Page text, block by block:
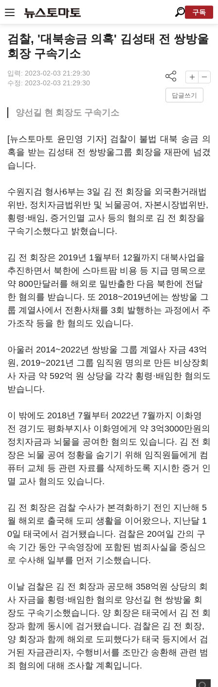
구독
검찰, '대북송금 의혹' 김성태 전 쌍방울
회장 구속기소
입력: 2023-02-03 21:29:30
수정: 2023-02-03 21:29:30
답글쓰기
양선길 현 회장도 구속기소
[뉴스토마토 윤민영 기자] 검찰이 불법 대북 송금 의
혹을 받는 김성태 전 쌍방울그룹 회장을 재판에 넘겼
습니다.
수원지검 형사6부는 3일 김 전 회장을 외국환거래법
위반, 정치자금법위반 및 뇌물공여, 자본시장법위반,
횡령·배임, 증거인멸 교사 등의 혐의로 김 전 회장을
구속기소했다고 밝혔습니다.
김 전 회장은 2019년 1월부터 12월까지 대북사업을
추진하면서 북한에 스마트팜 비용 등 지급 명목으로
약 800만달러를 해외로 밀반출한 다음 북한에 전달
한 혐의를 받습니다. 또 2018~2019년에는 쌍방울 그
룹 계열사에서 전환사채를 3회 발행하는 과정에서 주
가조작 등을 한 혐의도 있습니다.
아울러 2014~2022년 쌍방울 그룹 계열사 자금 43억
원, 2019~2021년 그룹 임직원 명의로 만든 비상장회
사 자금 약 592억 원 상당을 각각 횡령·배임한 혐의도
받습니다.
이 밖에도 2018년 7월부터 2022년 7월까지 이화영
전 경기도 평화부지사 이화영에게 약 3억3000만원의
정치자금과 뇌물을 공여한 혐의도 있습니다. 김 전 회
장은 뇌물 공여 정황을 숨기기 위해 임직원들에게 컴
퓨터 교체 등 관련 자료를 삭제하도록 지시한 증거 인
멸 교사 혐의도 있습니다.
김 전 회장은 검찰 수사가 본격화하기 전인 지난해 5
월 해외로 출국해 도피 생활을 이어왔으나, 지난달 1
0일 태국에서 검거됐습니다. 검찰은 20여일 간의 구
속 기간 동안 구속영장에 포함된 범죄사실을 중심으
로 수사해 일부를 먼저 기소했습니다.
이날 검찰은 김 전 회장과 공모해 358억원 상당의 회
사 자금을 횡령·배임한 혐의로 양선길 현 쌍방울 회
장도 구속기소했습니다. 양 회장은 태국에서 김 전 회
장과 함께 동시에 검거됐습니다. 검찰은 김 전 회장,
양 회장과 함께 해외로 도피했다가 태국 등지에서 검
거된 자금관리자, 수행비서를 조만간 송환해 관련 범
죄 혐의에 대해 조사할 계획입니다.